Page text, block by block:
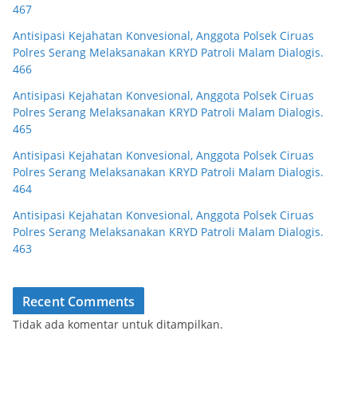
467
Antisipasi Kejahatan Konvesional, Anggota Polsek Ciruas
Polres Serang Melaksanakan KRYD Patroli Malam Dialogis.
466
Antisipasi Kejahatan Konvesional, Anggota Polsek Ciruas
Polres Serang Melaksanakan KRYD Patroli Malam Dialogis.
465
Antisipasi Kejahatan Konvesional, Anggota Polsek Ciruas
Polres Serang Melaksanakan KRYD Patroli Malam Dialogis.
464
Antisipasi Kejahatan Konvesional, Anggota Polsek Ciruas
Polres Serang Melaksanakan KRYD Patroli Malam Dialogis.
463
Recent Comments
Tidak ada komentar untuk ditampilkan.